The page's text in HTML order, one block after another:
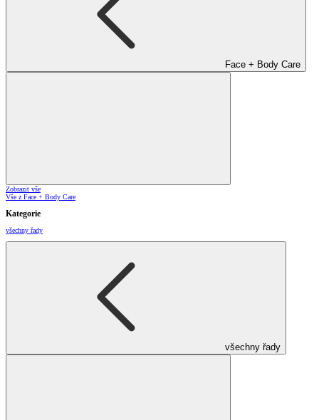
Face + Body Care
Zobrazit vše
Vše z Face + Body Care
Kategorie
všechny řady
všechny řady